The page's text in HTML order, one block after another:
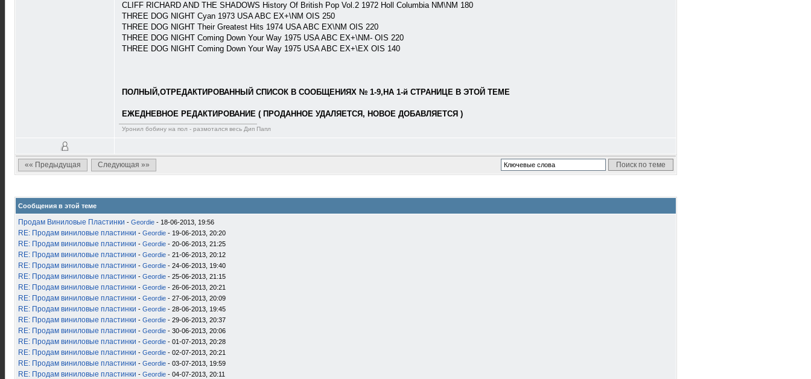
CLIFF RICHARD AND THE SHADOWS History Of British Pop Vol.2 1972 Holl Columbia NM\NM 180
THREE DOG NIGHT Cyan 1973 USA ABC EX+\NM OIS 250
THREE DOG NIGHT Their Greatest Hits 1974 USA ABC EX\NM OIS 220
THREE DOG NIGHT Coming Down Your Way 1975 USA ABC EX+\NM- OIS 220
THREE DOG NIGHT Coming Down Your Way 1975 USA ABC EX+\EX OIS 140
ПОЛНЫЙ,ОТРЕДАКТИРОВАННЫЙ СПИСОК В СООБЩЕНИЯХ № 1-9,НА 1-й СТРАНИЦЕ В ЭТОЙ ТЕМЕ
ЕЖЕДНЕВНОЕ РЕДАКТИРОВАНИЕ ( ПРОДАННОЕ УДАЛЯЕТСЯ, НОВОЕ ДОБАВЛЯЕТСЯ )
Уронил бобину на пол - размотался весь Дип Папл
«« Предыдущая Следующая »»
Сообщения в этой теме
Продам Виниловые Пластинки - Geordie - 18-06-2013, 19:56
RE: Продам виниловые пластинки - Geordie - 19-06-2013, 20:20
RE: Продам виниловые пластинки - Geordie - 20-06-2013, 21:25
RE: Продам виниловые пластинки - Geordie - 21-06-2013, 20:12
RE: Продам виниловые пластинки - Geordie - 24-06-2013, 19:40
RE: Продам виниловые пластинки - Geordie - 25-06-2013, 21:15
RE: Продам виниловые пластинки - Geordie - 26-06-2013, 20:21
RE: Продам виниловые пластинки - Geordie - 27-06-2013, 20:09
RE: Продам виниловые пластинки - Geordie - 28-06-2013, 19:45
RE: Продам виниловые пластинки - Geordie - 29-06-2013, 20:37
RE: Продам виниловые пластинки - Geordie - 30-06-2013, 20:06
RE: Продам виниловые пластинки - Geordie - 01-07-2013, 20:28
RE: Продам виниловые пластинки - Geordie - 02-07-2013, 20:21
RE: Продам виниловые пластинки - Geordie - 03-07-2013, 19:59
RE: Продам виниловые пластинки - Geordie - 04-07-2013, 20:11